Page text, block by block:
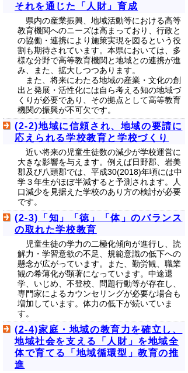
それを通じた「人財」育成
県内の産業振興、地域活動等における高等
教育機関へのニーズは高まっており、行政と
の協働・連携により施策実現を図るという役
割も期待されています。本県においては、多
様な分野で高等教育機関と地域との連携が進
み、また、拡大しつつあります。
また、将来にわたる地域の産業・文化の創
出と発展・活性化には自ら考える知の地域づ
くりが必要であり、その拠点として高等教育
機関の振興が不可欠です。
(2-2)地域に信頼され、地域の要請に
応えられる学校教育と学校づくり
近い将来の児童生徒数の減少が学校運営に
大きな影響を与えます。例えば日野郡、岩美
郡及び八頭郡では、平成30(2018)年頃には中
学３年生がほぼ半減すると予測されます。人
口減少を見据えた学校のあり方の検討が必要
です。
(2-3)「知」「徳」「体」のバランス
の取れた学校教育
児童生徒の学力の二極化傾向が進行し、読
解力・学習意欲の不足、規範意識の低下への
懸念が広がっています。また、勤労観、職業
観の希薄化が顕著になっています。中途退
学、いじめ、不登校、問題行動等が存在し、
専門家によるカウンセリングが必要な場合も
増加しています。体力の低下が続いていま
す。
(2-4)家庭・地域の教育力を確立し、
地域社会を支える「人財」を地域全
体で育てる「地域循環型」教育の推
進